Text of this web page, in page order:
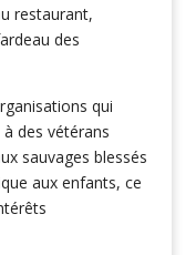
restaurant,
des
qui
des vétérans
sauvages blessés
aux enfants, ce